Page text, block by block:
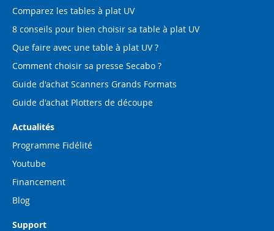
Comparez les tables à plat UV
8 conseils pour bien choisir sa table à plat UV
Que faire avec une table à plat UV ?
Comment choisir sa presse Secabo ?
Guide d'achat Scanners Grands Formats
Guide d'achat Plotters de découpe
Actualités
Programme Fidélité
Youtube
Financement
Blog
Support